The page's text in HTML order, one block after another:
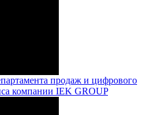
продаж и цифрового
компании IEK GROUP